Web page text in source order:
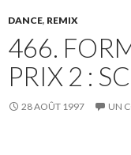
DANCE, REMIX
466.
PRIX 2 :
28 AOÛT 1997 UN